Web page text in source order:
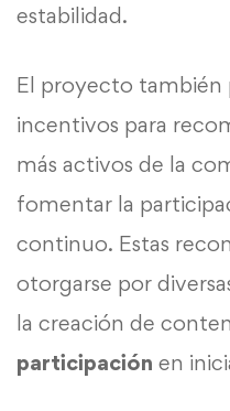
estabilidad.
El proyecto también
incentivos para
más activos de la
fomentar la
continuo. Estas
otorgarse por
la creación de
participación en